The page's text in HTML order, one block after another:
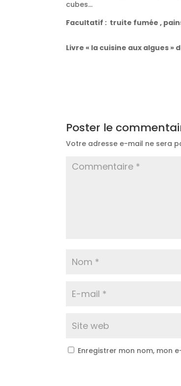
cubes…
Facultatif : truite fumée ,
Livre « la cuisine aux algues »
Poster le
Votre adresse e-mail ne sera
Enregistrer mon nom, mon